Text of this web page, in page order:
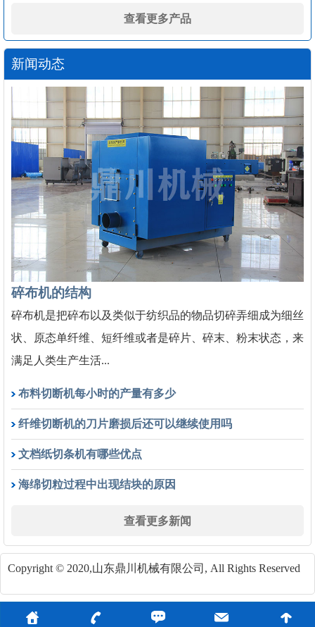
查看更多产品
新闻动态
碎布机的结构
碎布机是把碎布以及类似于纺织品的物品切碎弄细成为细丝
状、原态单纤维、短纤维或者是碎片、碎末、粉末状态，来
满足人类生产生活...
布料切断机每小时的产量有多少
纤维切断机的刀片磨损后还可以继续使用吗
文档纸切条机有哪些优点
海绵切粒过程中出现结块的原因
查看更多新闻
Copyright © 2020,山东鼎川机械有限公司, All Rights Reserved